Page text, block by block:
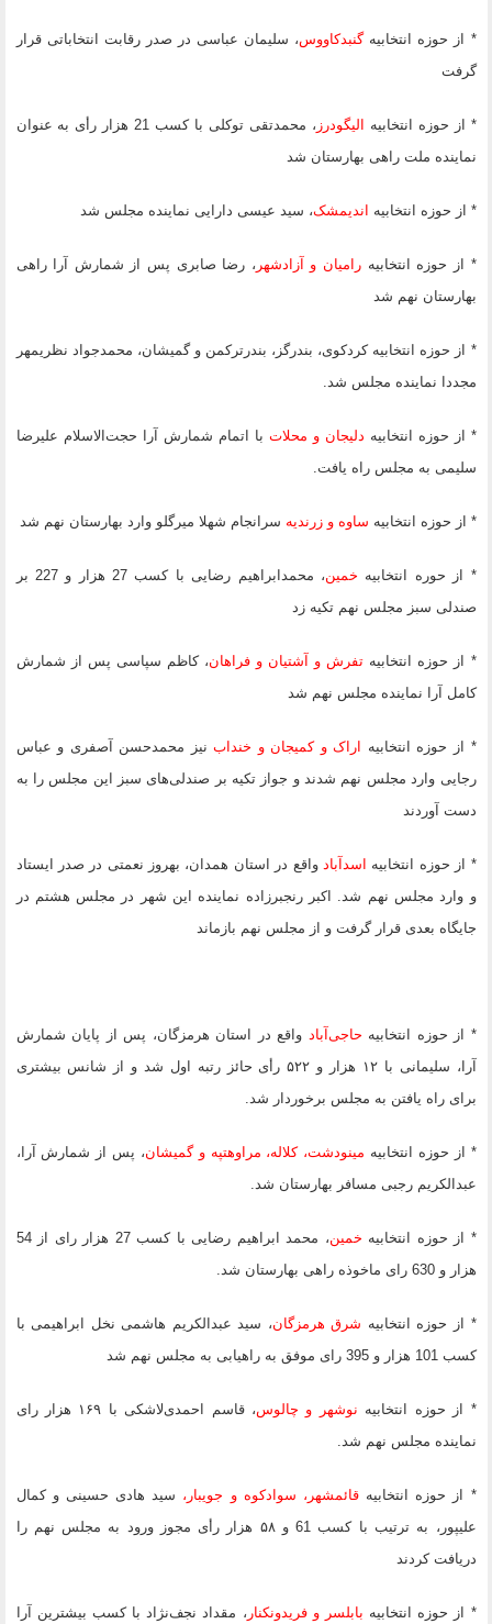
* ‌‌از حوزه انتخابیهگنبدکاووس، ‌‌سلیمان عباسی در صدر رقابت انتخاباتی قرار
گرفت
* از حوزه انتخابیه الیگودرز
، محمد‌تقی توکلی با کسب ‌‌21 هزار رأی به عنوان
نماینده ملت راهی بهارستان شد
* از حوزه انتخابیه اندیمشک، سید عیسی دارایی نماینده مجلس شد
* از حوزه انتخابیه رامیان و آزادشهر ، رضا صابری پس از شمارش آرا راهی
بهارستان نهم شد
* از حوزه انتخابیه کردکوی، بندرگز، بندرترکمن و گمیشان، محمدجواد نظری‎مهر
مجددا نماینده مجلس شد.
* از حوزه انتخابیه دلیجان و محلات با اتمام شمارش آرا حجت‌الاسلام علیرضا
سلیمی به مجلس راه یافت.
* از حوزه انتخابیه ساوه و زرندیه سرانجام شهلا میرگلو وارد بهارستان نهم شد
* از حوره انتخابیه خمین
، محمدابراهیم رضایی با کسب 27 هزار و 227 بر
صندلی سبز مجلس نهم تکیه زد
* از حوزه انتخابیه تفرش و آشتیان و فراهان، کاظم سپاسی پس از شمارش
کامل آرا نماینده مجلس نهم شد
* از حوزه انتخابیه اراک و کمیجان و خندابنیز محمدحسن آصفری و عباس
رجایی وارد مجلس نهم شدند و جواز تکیه بر صندلی‌های سبز این مجلس را به
دست آوردند
* از حوزه انتخابیه اسدآبادواقع در استان همدان، بهروز نعمتی در صدر ایستاد
و وارد مجلس نهم شد. اکبر رنجبرزاده نماینده این شهر در مجلس هشتم در
جایگاه بعدی قرار گرفت و از مجلس نهم بازماند
* از حوزه انتخابیه حاجی‌آباد واقع در استان هرمزگان، پس از پایان شمارش
آرا، سلیمانی با ۱۲ هزار و ۵۲۲ رأی حائز رتبه اول شد و از شانس بیشتری
برای راه یافتن به مجلس برخوردار شد.
* از حوزه انتخابیه مینودشت، کلاله، مراوه‎تپه و گمیشان
، پس از شمارش آرا،
عبدالکریم رجبی مسافر بهارستان شد.
* از حوزه انتخابیه خمین
، محمد ابراهیم رضایی با کسب 27 هزار رای از 54
هزار و 630 رای ماخوذه راهی بهارستان شد.
* از حوزه انتخابیه شرق هرمزگان، سید عبدالکریم هاشمی نخل ابراهیمی با
کسب 101 هزار و 395 رای موفق به راهیابی به مجلس نهم شد
* از حوزه انتخابیه نوشهر و چالوس
، قاسم احمدی‌لاشکی با ۱۶۹ هزار رای
نماینده مجلس نهم شد.
* از حوزه انتخابیهقائمشهر، سوادکوه و جویبار، سید هادی حسینی و کمال
علیپور، به ترتیب با کسب 61 و ۵۸ هزار رأی مجوز ورود به مجلس نهم را
دریافت کردند
* از حوزه انتخابیه بابلسر و فریدونکنار ، مقداد نجف‌نژاد با کسب بیشترین آرا